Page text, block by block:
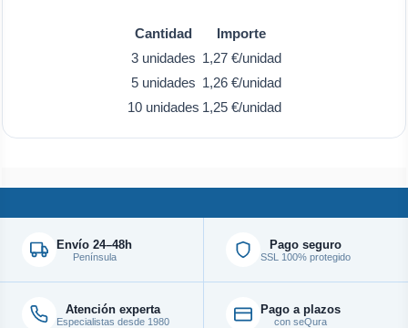
Cantidad
Importe
3 unidades 1,27 €/unidad
5 unidades 1,26 €/unidad
10 unidades 1,25 €/unidad
Envío 24–48h
Península
Pago seguro
SSL 100% protegido
Atención experta
Especialistas desde 1980
Pago a plazos
con seQura